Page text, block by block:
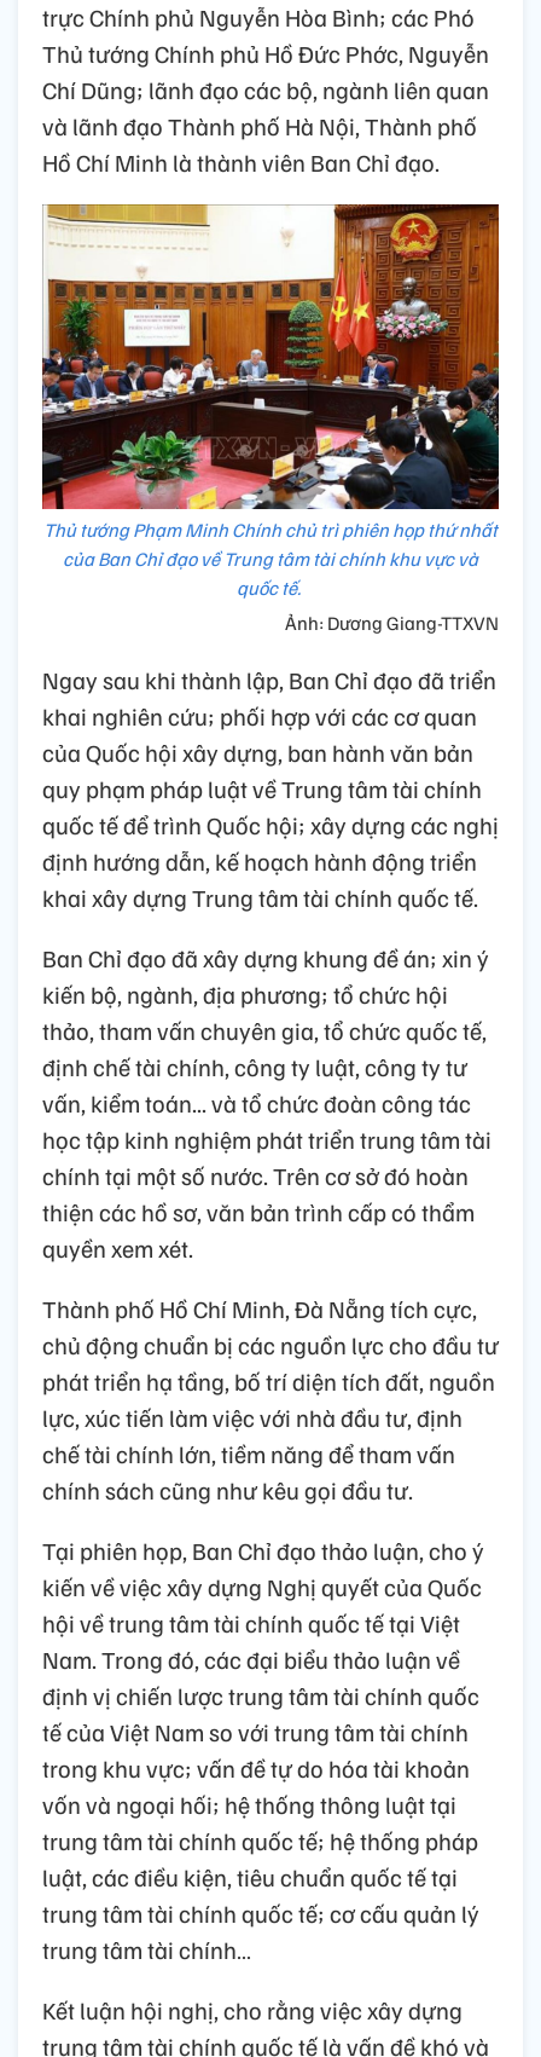
trực Chính phủ Nguyễn Hòa Bình; các Phó
Thủ tướng Chính phủ Hồ Đức Phớc, Nguyễn
Chí Dũng; lãnh đạo các bộ, ngành liên quan
và lãnh đạo Thành phố Hà Nội, Thành phố
Hồ Chí Minh là thành viên Ban Chỉ đạo.
Thủ tướng Phạm Minh Chính chủ trì phiên họp thứ nhất
của Ban Chỉ đạo về Trung tâm tài chính khu vực và
quốc tế.
Ảnh: Dương Giang-TTXVN
Ngay sau khi thành lập, Ban Chỉ đạo đã triển
khai nghiên cứu; phối hợp với các cơ quan
của Quốc hội xây dựng, ban hành văn bản
quy phạm pháp luật về Trung tâm tài chính
quốc tế để trình Quốc hội; xây dựng các nghị
định hướng dẫn, kế hoạch hành động triển
khai xây dựng Trung tâm tài chính quốc tế.
Ban Chỉ đạo đã xây dựng khung đề án; xin ý
kiến bộ, ngành, địa phương; tổ chức hội
thảo, tham vấn chuyên gia, tổ chức quốc tế,
định chế tài chính, công ty luật, công ty tư
vấn, kiểm toán... và tổ chức đoàn công tác
học tập kinh nghiệm phát triển trung tâm tài
chính tại một số nước. Trên cơ sở đó hoàn
thiện các hồ sơ, văn bản trình cấp có thẩm
quyền xem xét.
Thành phố Hồ Chí Minh, Đà Nẵng tích cực,
chủ động chuẩn bị các nguồn lực cho đầu tư
phát triển hạ tầng, bố trí diện tích đất, nguồn
lực, xúc tiến làm việc với nhà đầu tư, định
chế tài chính lớn, tiềm năng để tham vấn
chính sách cũng như kêu gọi đầu tư.
Tại phiên họp, Ban Chỉ đạo thảo luận, cho ý
kiến về việc xây dựng Nghị quyết của Quốc
hội về trung tâm tài chính quốc tế tại Việt
Nam. Trong đó, các đại biểu thảo luận về
định vị chiến lược trung tâm tài chính quốc
tế của Việt Nam so với trung tâm tài chính
trong khu vực; vấn đề tự do hóa tài khoản
vốn và ngoại hối; hệ thống thông luật tại
trung tâm tài chính quốc tế; hệ thống pháp
luật, các điều kiện, tiêu chuẩn quốc tế tại
trung tâm tài chính quốc tế; cơ cấu quản lý
trung tâm tài chính…
Kết luận hội nghị, cho rằng việc xây dựng
trung tâm tài chính quốc tế là vấn đề khó và